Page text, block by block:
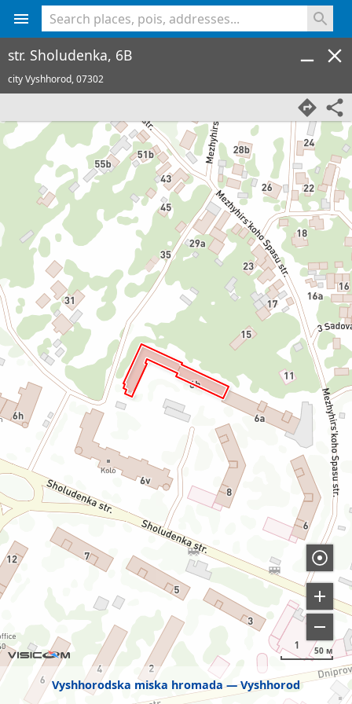
Vyshhorodska miska hromada Vyshhorod
50 м
str. Sholudenka, 6B
city Vyshhorod,07302
<% console.log(hcard) %>